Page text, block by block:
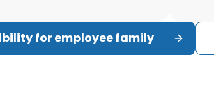
for employee family